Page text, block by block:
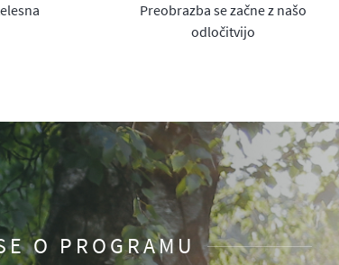
predelava vse, kar vas morda moti, teži, zanima
Preobrazba se začne z našo
odločitvijo
O PROGRAMU